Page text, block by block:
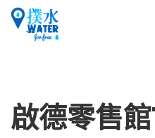
下載應用
網誌
啟德零售